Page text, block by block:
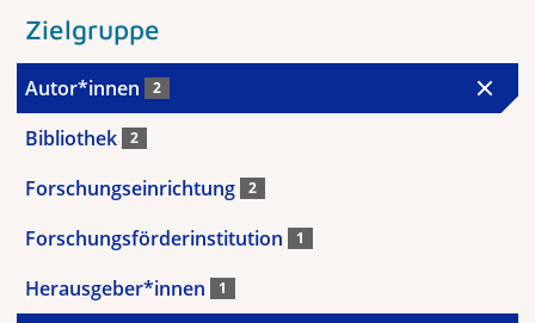
Zielgruppe
Autor*innen 2
Bibliothek 2
Forschungseinrichtung 2
Forschungsförderinstitution 1
Herausgeber*innen 1